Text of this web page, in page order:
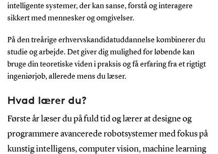
intelligente systemer, der kan sanse, forstå og interagere
sikkert med mennesker og omgivelser.
På den treårige erhvervskandidatuddannelse kombinerer du
studie og arbejde. Det giver dig mulighed for løbende kan
bruge din teoretiske viden i praksis og få erfaring fra et rigtigt
ingeniørjob, allerede mens du læser.
Hvad lærer du?
Første år læser du på fuld tid og lærer at designe og
programmere avancerede robotsystemer med fokus på
kunstig intelligens, computer vision, machine learning